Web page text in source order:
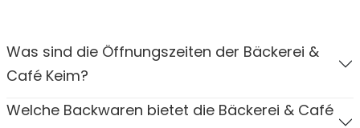
Was sind die Öffnungszeiten der Bäckerei &
Café Keim?
Welche Backwaren bietet die Bäckerei & Café